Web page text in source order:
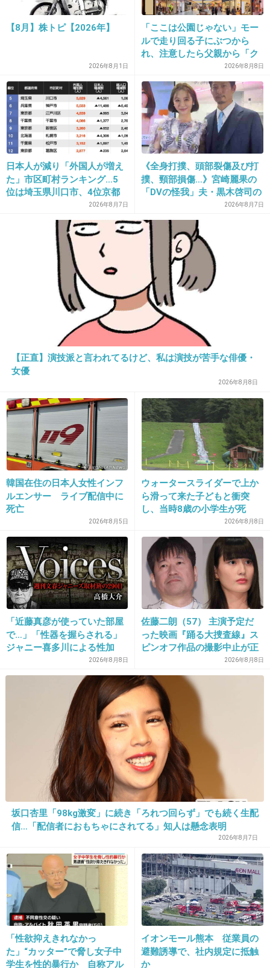
+1373 -17
18. 匿名2015/08/11(火) 08:46:02
11東山パンチわろた
+341 -7
2015/08/11(火) 08:46:20
+1215
20. 匿名2015/08/11(火) 08:46:24
２の顔好きなんだ。
2015/08/11(火) 08:46:25
宮沢りえさん
出典：www.officiallyjd.com
+1008 -48
22. 匿名2015/08/11(火) 08:46:46
+121 -292
キッズウォーの井上真央ちゃん
+1147
2015/08/11(火) 08:47:35
ダウンタウン
+423 -48
25. 匿名2015/08/11(火) 08:47:35
竹内結子
こんなん目の前にいたら一瞬で好きになるわ
【8月】株トピ【2026年】
2026年8月1日
「ここは公園じゃない」モー
ルで走り回る子にぶつから
れ、注意したら父親から「ク
ソババア」の暴言。「子ども
だから多めに見ろ」を強要し
てくる人物とは
2026年8月8日
日本人が減り「外国人が増え
た」市区町村ランキング…5
位は埼玉県川口市、4位京都
市、ではトップ3は？2026年8月7日
《全身打撲、頭部裂傷及び打
撲、頸部損傷…》宮崎麗果の
「DVの怪我」夫・黒木啓司の
逮捕で始まる「夫婦の闘争」
2026年8月7日
【正直】演技派と言われてるけど、私は演技が苦手な俳優・
女優
2026年8月8日
韓国在住の日本人女性インフ
ルエンサー ライブ配信中に
死亡
2026年8月5日
ウォータースライダーで上か
ら滑って来た子どもと衝突
し、当時8歳の小学生が死
亡 イベントの引率責任者の
町職員を「減給」の懲戒処
分 児童の両親は「軽過ぎ
る」「全く納得できない」
島根県邑南町
2026年8月8日
「近藤真彦が使っていた部屋
で…」「性器を握らされる」
ジャニー喜多川による性加
害、語り始めた被害者たち
《徹底取材の裏側》
2026年8月8日
佐藤二朗（57） 主演予定だ
った映画『踊る大捜査線』ス
ピンオフ作品の撮影中止が正
2026年8月8日
坂口杏里「98kg激変」に続き「ろれつ回らず」でも続く生配
信…「配信者におもちゃにされてる」知人は懸念表明
2026年8月7日
「性欲抑えきれなかっ
た」“カッター”で脅し女子中
学生を性的暴行か 自称アル
イオンモール熊本 従業員の
避難誘導で、社内規定に抵触
か